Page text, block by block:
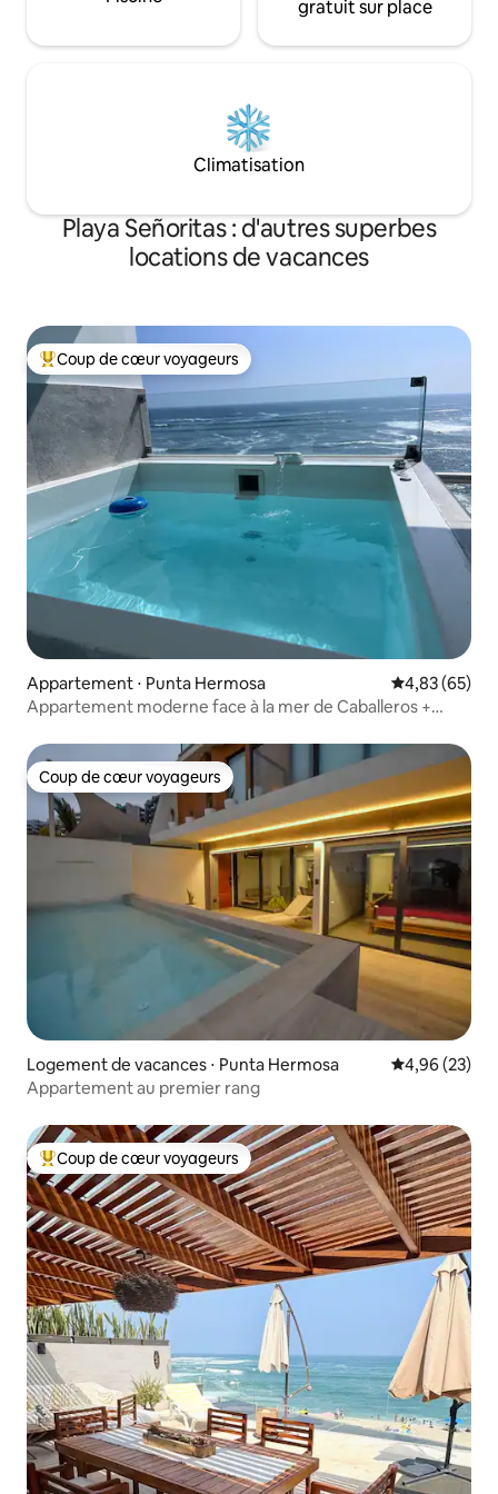
gratuit sur place
Climatisation
Playa Señoritas : d'autres superbes
locations de vacances
Coups de cœur voyageurs les plus appréciés
Coup de cœur voyageurs
Appartement ⋅ Punta Hermosa Évaluation
4,83 (65)
Appartement moderne face à la mer de Caballeros +
Coup de cœur voyageurs
Coup de cœur voyageurs
Logement de vacances ⋅ Punta Hermosa Évaluation
4,96 (23)
Appartement au premier rang
Coups de cœur voyageurs les plus appréciés
Coup de cœur voyageurs